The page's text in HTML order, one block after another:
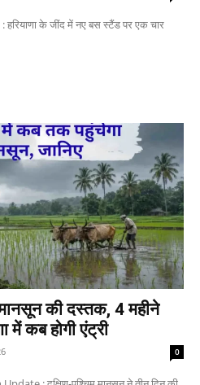
के जींद में नए बस स्टैंड पर एक चार
की दस्तक, 4 महीने
में कब होगी एंट्री
0